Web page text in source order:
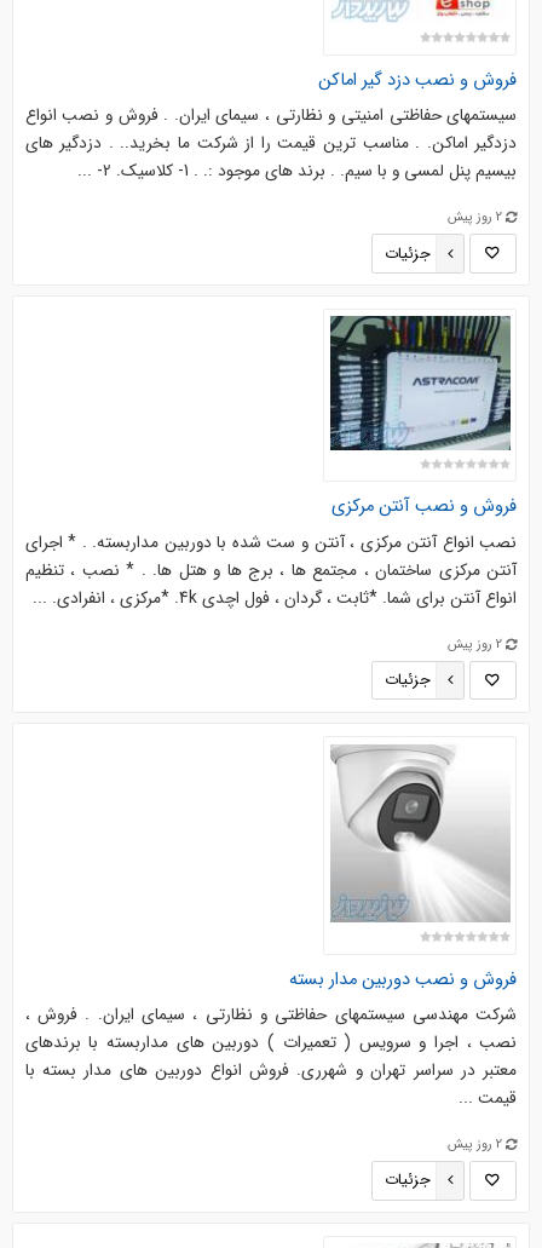
فروش و نصب دزد گیر اماکن
سیستمهای حفاظتی امنیتی و نظارتی ، سیمای ایران. . فروش و نصب انواع
دزدگیر اماکن. . مناسب ترین قیمت را از شرکت ما بخرید.. . دزدگیر های
بیسیم پنل لمسی و با سیم. . برند های موجود :. . 1- کلاسیک. 2- ...
2 روز پیش
جزئیات
فروش و نصب آنتن مرکزی
نصب انواع آنتن مرکزی ، آنتن و ست شده با دوربین مداربسته. . * اجرای
آنتن مرکزی ساختمان ، مجتمع ها ، برج ها و هتل ها. . * نصب ، تنظیم
انواع آنتن برای شما. *ثابت ، گردان ، فول اچدی 4k. *مرکزی ، انفرادی. ...
2 روز پیش
جزئیات
فروش و نصب دوربین مدار بسته
شرکت مهندسی سیستمهای حفاظتی و نظارتی ، سیمای ایران. . فروش ،
نصب ، اجرا و سرویس ( تعمیرات ) دوربین های مداربسته با برندهای
معتبر در سراسر تهران و شهرری. فروش انواع دوربین های مدار بسته با
قیمت ...
2 روز پیش
جزئیات